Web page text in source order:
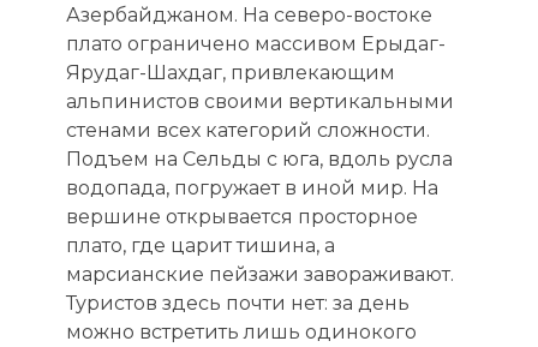
Азербайджаном. На северо-востоке
плато ограничено массивом Ерыдаг-
Ярудаг-Шахдаг, привлекающим
альпинистов своими вертикальными
стенами всех категорий сложности.
Подъем на Сельды с юга, вдоль русла
водопада, погружает в иной мир. На
вершине открывается просторное
плато, где царит тишина, а
марсианские пейзажи завораживают.
Туристов здесь почти нет: за день
можно встретить лишь одинокого